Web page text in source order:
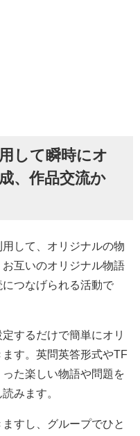
して瞬時にオ
、作品交流か
して、オリジナルの物
互いのオリジナル物語
つなげられる活動で
するだけで簡単にオリ
す。英問英答形式やTF
た楽しい物語や問題を
みます。
すし、グループでひと